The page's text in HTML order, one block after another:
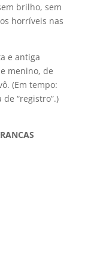
brilho, sem
horríveis nas
e antiga
menino, de
(Em tempo:
“registro”.)